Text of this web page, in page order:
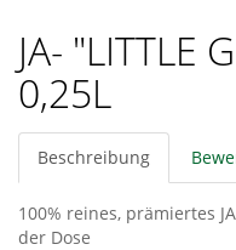
JA- "LITTLE
0,25L
Beschreibung
100% reines, prämiertes
der Dose